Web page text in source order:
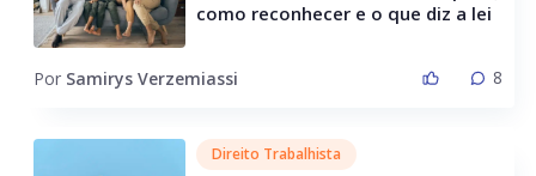
como reconhecer e o que diz a lei
Por Samirys Verzemiassi 8
Direito Trabalhista